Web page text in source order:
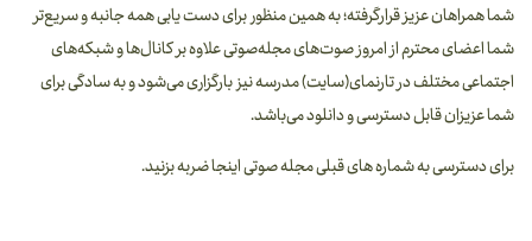
شما همراهان عزیز قرارگرفته؛ به همین منظور برای دست یابی همه جانبه و سریع‌تر
شما اعضای محترم از امروز صوت‌های مجله‌صوتی علاوه بر کانال‌ها و شبکه‌های
اجتماعی مختلف در تارنمای(سایت) مدرسه نیز بارگزاری می‌شود و به سادگی برای
شما عزیزان قابل دسترسی و دانلود می‌باشد.
برای دسترسی به شماره های قبلی مجله صوتی اینجا ضربه بزنید.